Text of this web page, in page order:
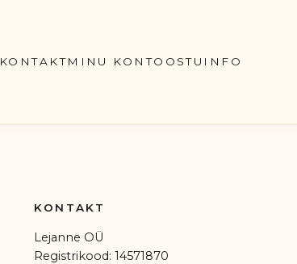
KONTAKTMINU KONTO OSTUINFO
KONTAKT
Lejanne OÜ
Registrikood: 14571870